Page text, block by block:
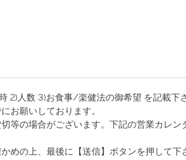
2)人数 3)お食事/楽健法の御希望 を記載下
お願いしております。
切等の場合がございます。下記の営業カレ
めの上、最後に【送信】ボタンを押して下